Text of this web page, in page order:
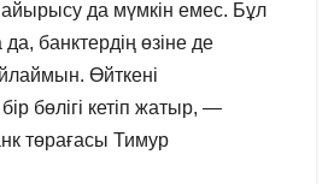
айырысу да мүмкін емес. Бұл
банктердің өзіне де
Өйткені
бөлігі кетіп жатыр, —
төрағасы Тимур